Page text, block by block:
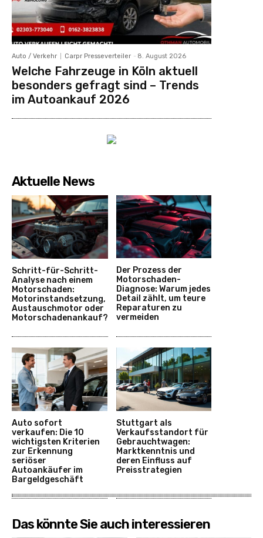
Auto / Verkehr Carpr Presseverteiler - 8. August 2026
Welche Fahrzeuge in Köln aktuell
besonders gefragt sind – Trends
im Autoankauf 2026
Aktuelle News
Schritt-für-Schritt-
Analyse nach einem
Motorschaden:
Motorinstandsetzung,
Austauschmotor oder
Motorschadenankauf?
Der Prozess der
Motorschaden-
Diagnose: Warum jedes
Detail zählt, um teure
Reparaturen zu
vermeiden
Auto sofort
verkaufen: Die 10
wichtigsten Kriterien
zur Erkennung
seriöser
Autoankäufer im
Bargeldgeschäft
Stuttgart als
Verkaufsstandort für
Gebrauchtwagen:
Marktkenntnis und
deren Einfluss auf
Preisstrategien
Das könnte Sie auch interessieren